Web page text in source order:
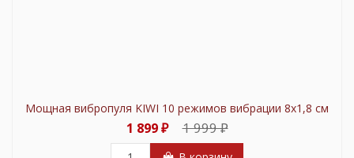
Мощная вибропуля KIWI 10 режимов вибрации 8х1,8 см
1 899 ₽ 1 999 ₽